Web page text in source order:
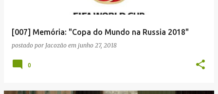
[007] Memória: "Copa do Mundo na Russia 2018"
postado por Jacozão em junho 27, 2018
0